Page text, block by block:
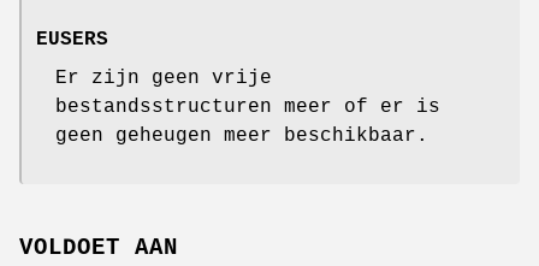
EUSERS
Er zijn geen vrije
bestandsstructuren meer of er is
geen geheugen meer beschikbaar.
VOLDOET AAN